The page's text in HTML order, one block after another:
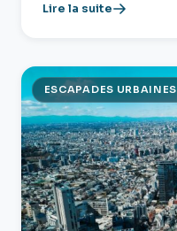
Lire la suite
ESCAPADES URBAINES